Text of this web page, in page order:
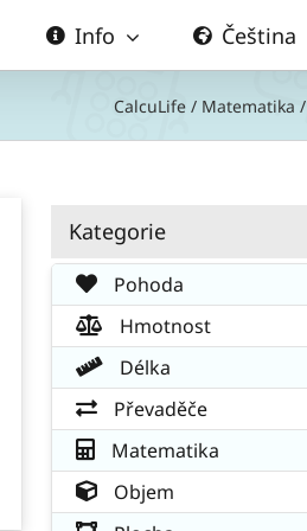
Info Čeština
CalcuLife / Matematika /
Kategorie
Pohoda
Hmotnost
Délka
Převaděče
Matematika
Objem